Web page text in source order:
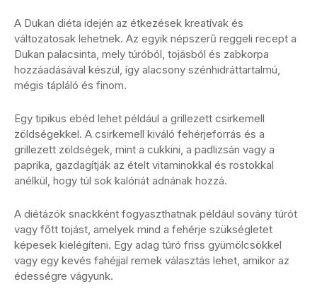
A Dukan diéta idején az étkezések kreatívak és
változatosak lehetnek. Az egyik népszerű reggeli recept a
Dukan palacsinta, mely túróból, tojásból és zabkorpa
hozzáadásával készül, így alacsony szénhidráttartalmú,
mégis tápláló és finom.
Egy tipikus ebéd lehet például a grillezett csirkemell
zöldségekkel. A csirkemell kiváló fehérjeforrás és a
grillezett zöldségek, mint a cukkini, a padlizsán vagy a
paprika, gazdagítják az ételt vitaminokkal és rostokkal
anélkül, hogy túl sok kalóriát adnának hozzá.
A diétázók snackként fogyaszthatnak például sovány túrót
vagy főtt tojást, amelyek mind a fehérje szükségletet
képesek kielégíteni. Egy adag túró friss gyümölcsökkel
vagy egy kevés fahéjjal remek választás lehet, amikor az
édességre vágyunk.